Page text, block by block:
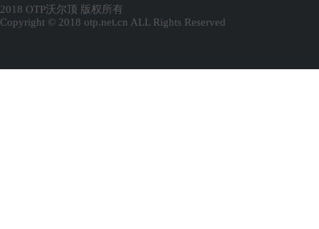
2018 OTP沃尔顶 版权所有
Copyright © 2018 otp.net.cn ALL Rights Reserved